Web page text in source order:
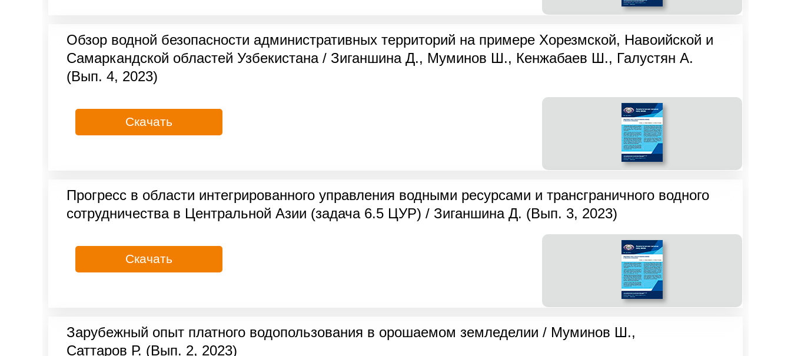
Обзор водной безопасности административных территорий на примере Хорезмской, Навоийской и
Самаркандской областей Узбекистана / Зиганшина Д., Муминов Ш., Кенжабаев Ш., Галустян А.
(Вып. 4, 2023)
Скачать
Прогресс в области интегрированного управления водными ресурсами и трансграничного водного
сотрудничества в Центральной Азии (задача 6.5 ЦУР) / Зиганшина Д. (Вып. 3, 2023)
Скачать
Зарубежный опыт платного водопользования в орошаемом земледелии / Муминов Ш.,
Саттаров Р. (Вып. 2, 2023)